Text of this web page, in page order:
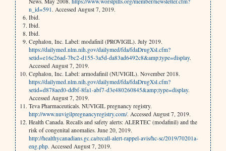
n_id=591. Accessed August 7, 2019.
Ibid.
Ibid.
Ibid.
Cephalon, Inc. Label: modafinil (PROVIGIL). July 2019.
https://dailymed.nlm.nih.gov/dailymed/fda/fdaDrugXsl.cfm?
setid=e16c26ad-7bc2-d155-3a5d-da83ad6492c8&amp;type=display.
Accessed August 7, 2019.
Cephalon, Inc. Label: armodafinil (NUVIGIL). November 2018.
https://dailymed.nlm.nih.gov/dailymed/fda/fdaDrugXsl.cfm?
setid=d878aed0-ddbf-8fa1-abf7-d3e480260845&amp;type=display.
Accessed August 7, 2019.
Teva Pharmaceuticals. NUVIGIL pregnancy registry.
http://www.nuvigilpregnancyregistry.com/. Accessed August 7, 2019.
Health Canada. Recalls and safety alerts: ALERTEC (modafinil) and the
risk of congenital anomalies. June 20, 2019.
http://healthycanadians.gc.ca/recall-alert-rappel-avis/hc-sc/2019/70201a-
eng.php. Accessed August 7, 2019.